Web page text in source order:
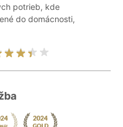
potrieb, kde
do domácnosti,